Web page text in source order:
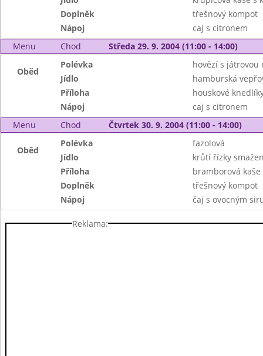
Doplněk
třešnový kompot
Nápoj
caj s citronem
Menu
Chod Středa 29. 9. 2004 (11:00 - 14:00)
Oběd
Polévka
hovězí s játrovou
Jídlo
hamburská
Příloha
houskové
Nápoj
caj s citronem
Menu
Chod Čtvrtek 30. 9. 2004 (11:00 - 14:00)
Oběd
Polévka
fazolová
Jídlo
krůtí řízky
Příloha
bramborová kaše
Doplněk
třešnový kompot
Nápoj
čaj s ovocným
Reklama: